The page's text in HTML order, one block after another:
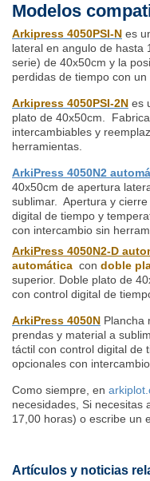
Modelos
Arkipress 4050PSI-N es
lateral en angulo de hasta
serie) de 40x50cm y la
perdidas de tiempo con
Arkipress 4050PSI-2N es
plato de 40x50cm.
intercambiables y
herramientas.
ArkiPress 4050N2
40x50cm de apertura
sublimar. Apertura y
digital de tiempo y
con intercambio sin
ArkiPress 4050N2-D
automática con doble
superior. Doble plato de
con control digital de
ArkiPress 4050N Plancha
prendas y material a
táctil con control digital de
opcionales con
Como siempre, en
necesidades, Si necesitas
17,00 horas) o escribe un
Artículos y noticias